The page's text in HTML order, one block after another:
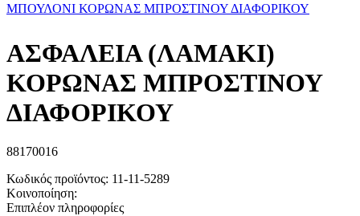
ΜΠΟΥΛΟΝΙ ΚΟΡΩΝΑΣ ΜΠΡΟΣΤΙΝΟΥ ΔΙΑΦΟΡΙΚΟΥ
ΑΣΦΑΛΕΙΑ (ΛΑΜΑΚΙ)
ΚΟΡΩΝΑΣ ΜΠΡΟΣΤΙΝΟΥ
ΔΙΑΦΟΡΙΚΟΥ
88170016
Κωδικός προϊόντος: 11-11-5289
Κοινοποίηση:
Επιπλέον πληροφορίες